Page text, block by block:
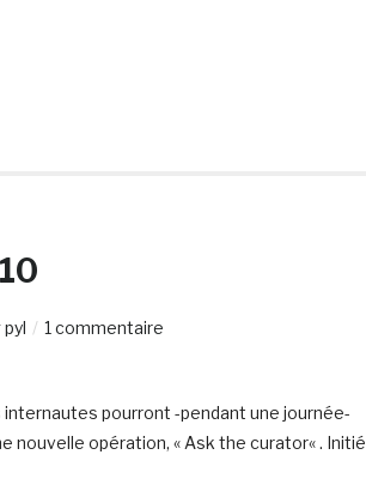
pyl 1 commentaire
pourront -pendant une journée-
opération, « Ask the curator« . Initié